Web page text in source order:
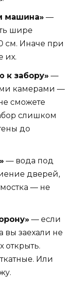
машина» —
шире
см. Иначе при
их.
к забору» —
камерами —
сможете
слишком
до
— вода под
дверей,
— не
— если
вы заехали не
открыть.
Или